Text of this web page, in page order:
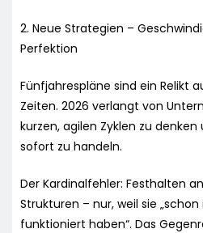
2. Neue Strategien –
Perfektion
Fünfjahrespläne sind ein Relikt
Zeiten. 2026 verlangt von
kurzen, agilen Zyklen zu
sofort zu handeln.
Der Kardinalfehler: Festhalten
Strukturen – nur, weil sie
funktioniert haben“. Das